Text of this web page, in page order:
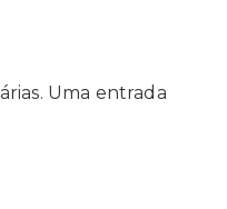
Uma entrada